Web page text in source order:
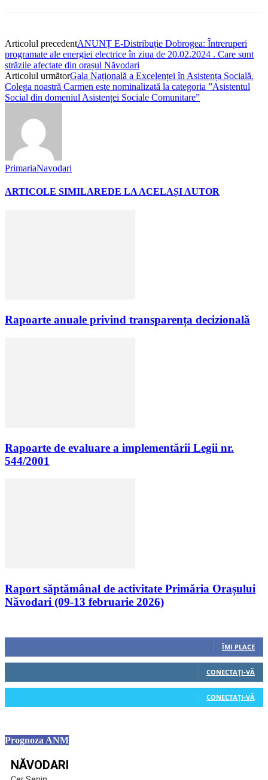
Articolul precedentANUNȚ E-Distribuție Dobrogea: Întreruperi
programate ale energiei electrice în ziua de 20.02.2024 . Care sunt
străzile afectate din orașul Năvodari
Articolul următorGala Națională a Excelenței în Asistența Socială.
Colega noastră Carmen este nominalizată la categoria ”Asistentul
Social din domeniul Asistenței Sociale Comunitare”
PrimariaNavodari
ARTICOLE SIMILAREDE LA ACELAȘI AUTOR
Rapoarte anuale privind transparența decizională
Rapoarte de evaluare a implementării Legii nr.
544/2001
Raport săptămânal de activitate Primăria Orașului
Năvodari (09-13 februarie 2026)
ÎMI PLACE
CONECTAȚI-VĂ
CONECTAȚI-VĂ
Prognoza ANM
NĂVODARI